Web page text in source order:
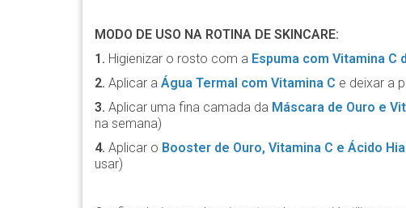
MODO DE USO NA ROTINA DE SKINCARE:
1. Higienizar o rosto com a Espuma com Vitamina C
2. Aplicar a Água Termal com Vitamina C e deixar a
3. Aplicar uma fina camada da Máscara de Ouro e
na semana)
4. Aplicar o Booster de Ouro, Vitamina C e Ácido
usar)